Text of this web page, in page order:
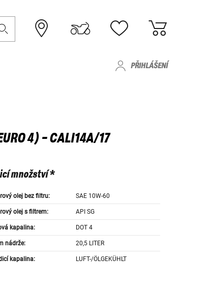
PŘIHLÁŠENÍ
4) - CALI14A/17
množství *
olej bez filtru: SAE 10W-60
olej s filtrem: API SG
kapalina: DOT 4
nádrže: 20,5 LITER
kapalina: LUFT-/ÖLGEKÜHLT